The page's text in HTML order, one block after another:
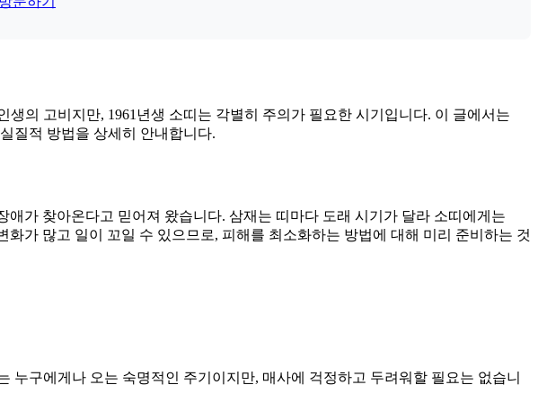
의 고비지만, 1961년생 소띠는 각별히 주의가 필요한 시기입니다. 이 글에서는
질적 방법을 상세히 안내합니다.
가 찾아온다고 믿어져 왔습니다. 삼재는 띠마다 도래 시기가 달라 소띠에게는
가 많고 일이 꼬일 수 있으므로, 피해를 최소화하는 방법에 대해 미리 준비하는 것
구에게나 오는 숙명적인 주기이지만, 매사에 걱정하고 두려워할 필요는 없습니